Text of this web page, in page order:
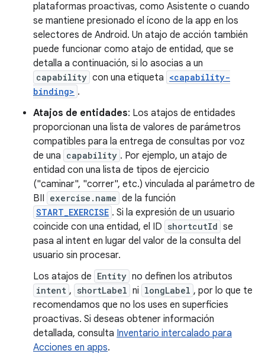
plataformas proactivas, como Asistente o cuando
se mantiene presionado el ícono de la app en los
selectores de Android. Un atajo de acción también
puede funcionar como atajo de entidad, que se
detalla a continuación, si lo asocias a un
capability con una etiqueta <capability-
binding> .
Atajos de entidades: Los atajos de entidades
proporcionan una lista de valores de parámetros
compatibles para la entrega de consultas por voz
de una capability . Por ejemplo, un atajo de
entidad con una lista de tipos de ejercicio
("caminar", "correr", etc.) vinculada al parámetro de
BII exercise.name de la función
START_EXERCISE . Si la expresión de un usuario
coincide con una entidad, el ID shortcutId se
pasa al intent en lugar del valor de la consulta del
usuario sin procesar.
Los atajos de Entity no definen los atributos
intent , shortLabel ni longLabel , por lo que te
recomendamos que no los uses en superficies
proactivas. Si deseas obtener información
detallada, consulta Inventario intercalado para
Acciones en apps.